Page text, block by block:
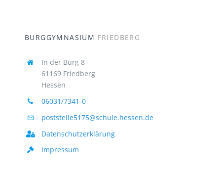
BURGGYMNASIUM FRIEDBERG
In der Burg 8
61169 Friedberg
Hessen
06031/7341-0
poststelle5175@schule.hessen.de
Datenschutzerklärung
Impressum